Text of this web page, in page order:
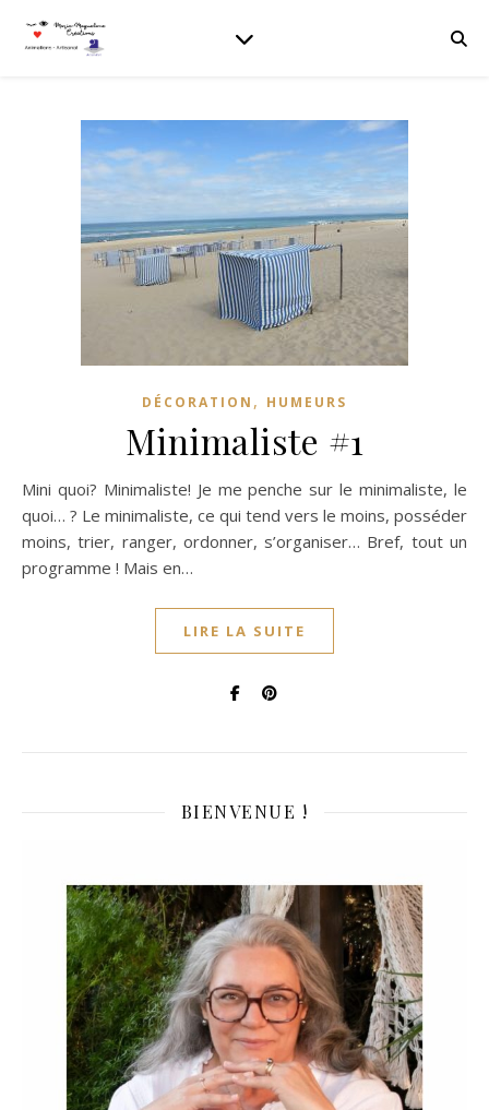
DÉCORATION , HUMEURS
Minimaliste #1
Mini quoi? Minimaliste! Je me penche sur le minimaliste, le
quoi… ? Le minimaliste, ce qui tend vers le moins, posséder
moins, trier, ranger, ordonner, s’organiser… Bref, tout un
programme ! Mais en…
LIRE LA SUITE
BIENVENUE !